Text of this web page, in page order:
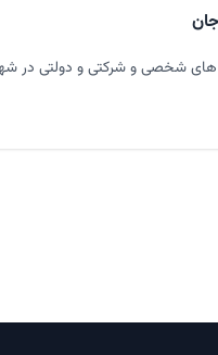
شخصی و شرکتی و دولتی در